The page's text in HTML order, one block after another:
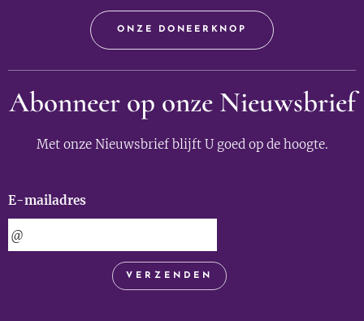
ONZE DONEERKNOP
Abonneer op onze Nieuwsbrief
Met onze Nieuwsbrief blijft U goed op de hoogte.
E-mailadres
VERZENDEN